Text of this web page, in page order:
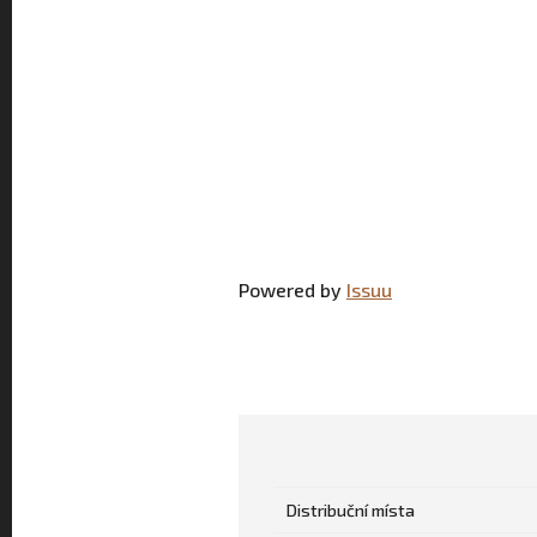
Powered by Issuu
Distribuční místa